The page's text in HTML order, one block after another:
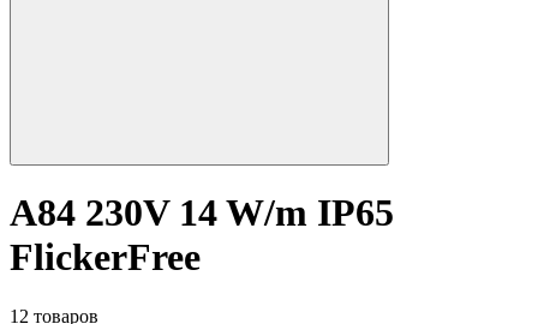
A84 230V 14 W/m IP65
FlickerFree
12 товаров